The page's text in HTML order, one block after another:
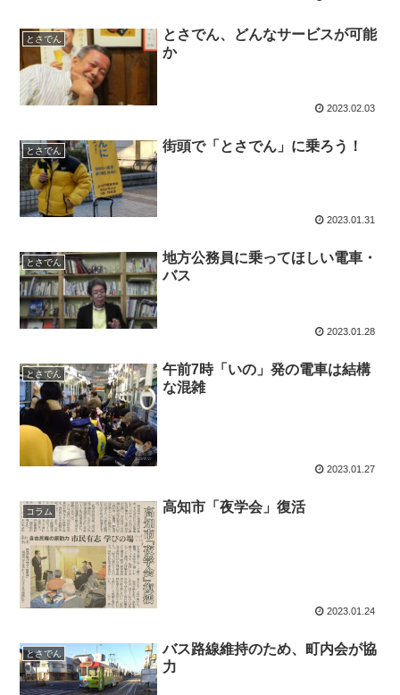
とさでん
とさでん、どんなサービスが可能
か
2023.02.03
とさでん 街頭で「とさでん」に乗ろう！
2023.01.31
とさでん
地方公務員に乗ってほしい電車・
バス
2023.01.28
とさでん
午前7時「いの」発の電車は結構
な混雑
2023.01.27
コラム 高知市「夜学会」復活
2023.01.24
とさでん
バス路線維持のため、町内会が協
力